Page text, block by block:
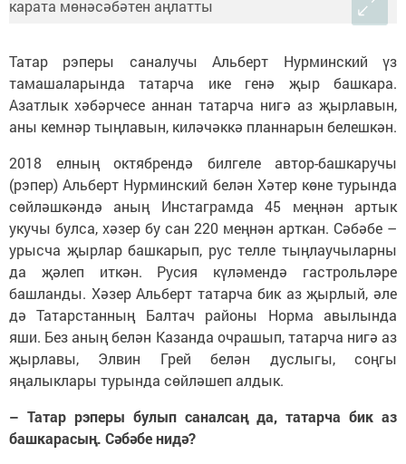
Татар рэперы саналучы Альберт Нурминский үз
тамашаларында татарча ике генә җыр башкара.
Азатлык хәбәрчесе аннан татарча нигә аз җырлавын,
аны кемнәр тыңлавын, киләчәккә планнарын белешкән.
2018 елның октябрендә билгеле автор-башкаручы
(рэпер) Альберт Нурминский белән Хәтер көне турында
сөйләшкәндә аның Инстаграмда 45 меңнән артык
укучы булса, хәзер бу сан 220 меңнән арткан. Сәбәбе –
урысча җырлар башкарып, рус телле тыңлаучыларны
да җәлеп иткән. Русия күләмендә гастрольләре
башланды. Хәзер Альберт татарча бик аз җырлый, әле
дә Татарстанның Балтач районы Норма авылында
яши. Без аның белән Казанда очрашып, татарча нигә аз
җырлавы, Элвин Грей белән дуслыгы, соңгы
яңалыклары турында сөйләшеп алдык.
– Татар рэперы булып саналсаң да, татарча бик аз
башкарасың. Сәбәбе нидә?